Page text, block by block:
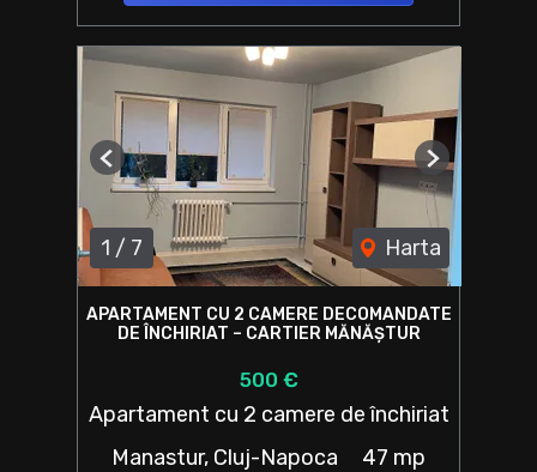
1 / 7 Harta
Previous Next
APARTAMENT CU 2 CAMERE DECOMANDATE
DE ÎNCHIRIAT – CARTIER MĂNĂȘTUR
500 €
Apartament cu 2 camere de închiriat
Manastur, Cluj-Napoca
47 mp